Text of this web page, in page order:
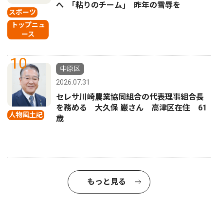
スポーツ
トップニュ
ース
へ ｢粘りのチーム｣ 昨年の雪辱を
10
人物風土記
中原区
2026.07.31
セレサ川崎農業協同組合の代表理事組合長
を務める 大久保 巌さん 高津区在住 61
歳
もっと見る